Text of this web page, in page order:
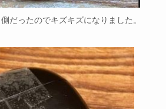
だったのでキズキズになりました。